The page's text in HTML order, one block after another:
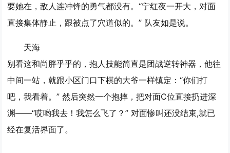
要她在，敌人连冲锋的勇气都没有。“宁红夜一开大，对面
直接集体静止，跟被点了穴道似的。” 队友如是说。
天海
别看这和尚胖乎乎的，抱人技能简直是团战逆转神器，他往
中间一站，就跟小区门口下棋的大爷一样镇定：“你们打
吧，我看着。” 然后突然一个抱摔，把对面C位直接扔进深
渊——“哎哟我去！我怎么飞了？” 对面惨叫还没结束,就已
经在复活界面了。